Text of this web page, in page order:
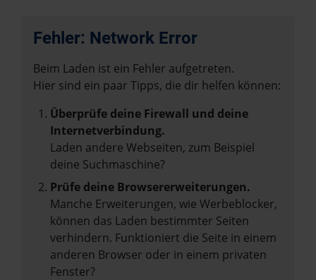
Fehler: Network Error
Beim Laden ist ein Fehler aufgetreten.
Hier sind ein paar Tipps, die dir helfen können:
Überprüfe deine Firewall und deine
Internetverbindung.
Laden andere Webseiten, zum Beispiel
deine Suchmaschine?
Prüfe deine Browsererweiterungen.
Manche Erweiterungen, wie Werbeblocker,
können das Laden bestimmter Seiten
verhindern. Funktioniert die Seite in einem
anderen Browser oder in einem privaten
Fenster?